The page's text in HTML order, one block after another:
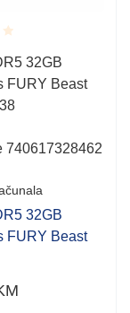
32GB
FURY Beast
740617328462
32GB
FURY Beast